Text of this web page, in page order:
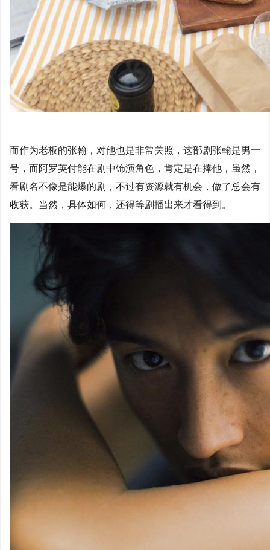
而作为老板的张翰，对他也是非常关照，这部剧张翰是男一
号，而阿罗英付能在剧中饰演角色，肯定是在捧他，虽然，
看剧名不像是能爆的剧，不过有资源就有机会，做了总会有
收获。当然，具体如何，还得等剧播出来才看得到。